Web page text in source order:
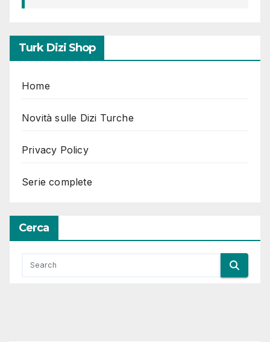
Turk Dizi Shop
Home
Novità sulle Dizi Turche
Privacy Policy
Serie complete
Cerca